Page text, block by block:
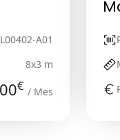
A01
8x3 m
€ / Mes